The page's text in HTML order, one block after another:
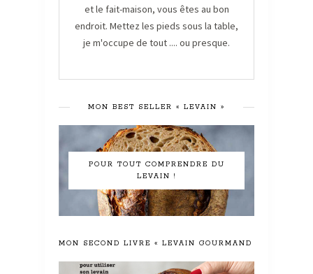
et le fait-maison, vous êtes au bon
endroit. Mettez les pieds sous la table,
je m'occupe de tout .... ou presque.
MON BEST SELLER « LEVAIN »
POUR TOUT COMPRENDRE DU
LEVAIN !
MON SECOND LIVRE « LEVAIN GOURMAND »